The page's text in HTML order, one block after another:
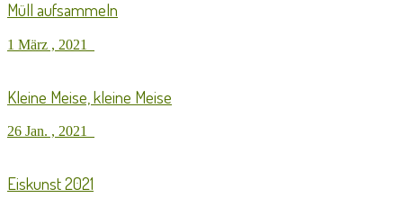
Müll aufsammeln
1 März , 2021
Kleine Meise, kleine Meise
26 Jan. , 2021
Eiskunst 2021